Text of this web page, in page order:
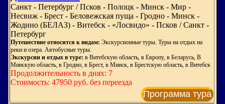
Санкт - Петербург / Псков - Полоцк - Минск - Мир -
Несвиж - Брест - Беловежская пуща - Гродно - Минск -
Жодино (БЕЛАЗ) - Витебск - «Лосвидо» - Псков / Санкт -
Петербург
Путешествие относится к видам: Экскурсионные туры. Туры на отдых на
реки и озера. Автобусные туры.
Экскурсии и отдых в туре: в Витебскую область, в Европу, в Беларусь, В
Минскую область, в Гродно, в Брест, в Минск, в Брестскую область, в Витебск
Продолжительность в днях: 7
Стоимость: 47950 руб. без переезда
Программа тура